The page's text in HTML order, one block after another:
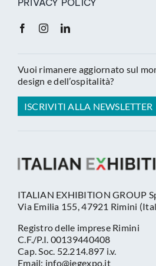
PRIVACY POLICY
Vuoi rimanere aggiornato sul
design e dell’ospitalità?
ISCRIVITI ALLA NEWSLETTER
ITALIAN EXHIBITION GROUP
Via Emilia 155, 47921 Rimini
Registro delle imprese Rimini
C.F./P.I. 00139440408
Cap. Soc. 52.214.897 i.v.
Email: info@iegexpo.it